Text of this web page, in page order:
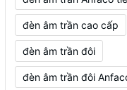
đèn âm trần cao cấp
đèn âm trần đôi
đèn âm trần đôi